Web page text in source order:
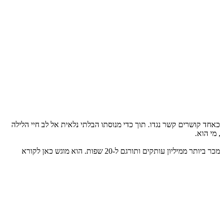
קושרים קשר נגדו. תוך כדי מנוסתו הבלתי נלאית אל לב חיי הלילה
מי הוא.
הוא ספרו הראשון של הסופר הניו-יורקי ג'יי מקינרני. הספר ראה אור ב-1984 והפך בן לילה לקלאסיקה מודרנית. עד היום הוא נמכר ביותר ממיליון עותקים ותורגם ל-20 שפות. הוא מוגש כאן לקורא